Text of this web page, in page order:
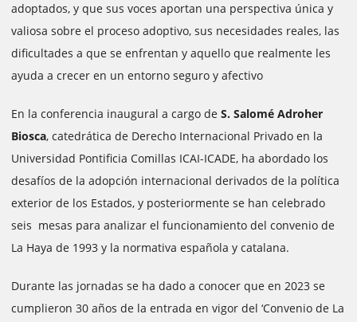
adoptados, y que sus voces aportan una perspectiva única y
valiosa sobre el proceso adoptivo, sus necesidades reales, las
dificultades a que se enfrentan y aquello que realmente les
ayuda a crecer en un entorno seguro y afectivo
En la conferencia inaugural a cargo de S. Salomé Adroher
Biosca, catedrática de Derecho Internacional Privado en la
Universidad Pontificia Comillas ICAI-ICADE, ha abordado los
desafíos de la adopción internacional derivados de la política
exterior de los Estados, y posteriormente se han celebrado
seis mesas para analizar el funcionamiento del convenio de
La Haya de 1993 y la normativa española y catalana.
Durante las jornadas se ha dado a conocer que en 2023 se
cumplieron 30 años de la entrada en vigor del ‘Convenio de La